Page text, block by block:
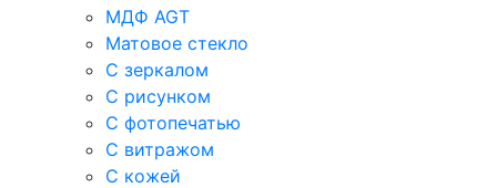
МДФ AGT
Матовое стекло
С зеркалом
С рисунком
С фотопечатью
С витражом
С кожей